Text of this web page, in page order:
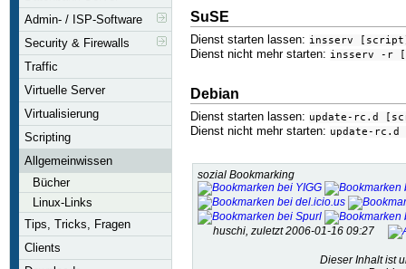
Admin- / ISP-Software
Security & Firewalls
Traffic
Virtuelle Server
Virtualisierung
Scripting
Allgemeinwissen
Bücher
Linux-Links
Tips, Tricks, Fragen
Clients
SuSE
Dienst starten lassen: insserv
Dienst nicht mehr starten: insserv -r
Debian
Dienst starten lassen: update-rc.d
Dienst nicht mehr starten: update-
sozial Bookmarking
huschi, zuletzt 2006-01-16 09:27
Dieser Inhalt ist